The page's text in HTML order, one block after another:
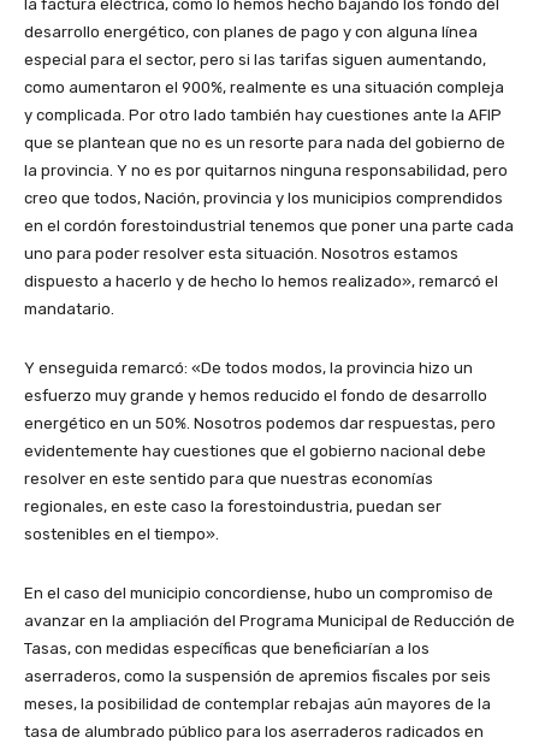
la factura eléctrica, como lo hemos hecho bajando los fondo del
desarrollo energético, con planes de pago y con alguna línea
especial para el sector, pero si las tarifas siguen aumentando,
como aumentaron el 900%, realmente es una situación compleja
y complicada. Por otro lado también hay cuestiones ante la AFIP
que se plantean que no es un resorte para nada del gobierno de
la provincia. Y no es por quitarnos ninguna responsabilidad, pero
creo que todos, Nación, provincia y los municipios comprendidos
en el cordón forestoindustrial tenemos que poner una parte cada
uno para poder resolver esta situación. Nosotros estamos
dispuesto a hacerlo y de hecho lo hemos realizado», remarcó el
mandatario.
Y enseguida remarcó: «De todos modos, la provincia hizo un
esfuerzo muy grande y hemos reducido el fondo de desarrollo
energético en un 50%. Nosotros podemos dar respuestas, pero
evidentemente hay cuestiones que el gobierno nacional debe
resolver en este sentido para que nuestras economías
regionales, en este caso la forestoindustria, puedan ser
sostenibles en el tiempo».
En el caso del municipio concordiense, hubo un compromiso de
avanzar en la ampliación del Programa Municipal de Reducción de
Tasas, con medidas específicas que beneficiarían a los
aserraderos, como la suspensión de apremios fiscales por seis
meses, la posibilidad de contemplar rebajas aún mayores de la
tasa de alumbrado público para los aserraderos radicados en